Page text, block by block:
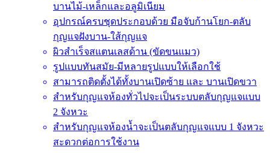
บานไม้-เหล็กและอลูมิเนียม
อุปกรณ์ครบชุดประกอบด้วย มือจับก้านโยก-ตลับ
กุญแจฝังบาน-ใส้กุญแจ
ผิวสำเร็จสแตนเลสด้าน (ขัดขนแมว)
รูปแบบทันสมัย-มีหลายรูปแบบให้เลือกใช้
สามารถติดตั้งได้ทั้งบานเปิดซ้าย และ บานเปิดขวา
สำหรับกุญแจห้องทั่วไปจะเป็นระบบตลับกุญแจแบบ
2 จังหวะ
สำหรับกุญแจห้องน้ำจะเป็นตลับกุญแจแบบ 1 จังหวะ
สะดวกต่อการใช้งาน